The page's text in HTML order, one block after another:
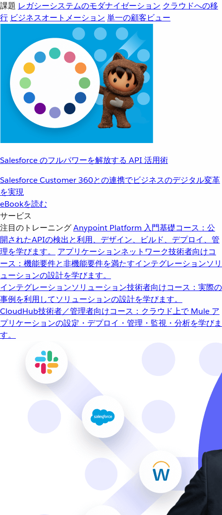
課題 レガシーシステムのモダナイゼーション クラウドへの移
行 ビジネスオートメーション 単一の顧客ビュー
Salesforce のフルパワーを解放する API 活用術
Salesforce Customer 360との連携でビジネスのデジタル変革
を実現
eBookを読む
サービス
注目のトレーニングAnypoint Platform 入門基礎コース：公
開されたAPIの検出と利用、デザイン、ビルド、デプロイ、管
理を学びます。
アプリケーションネットワーク技術者向けコ
ース：機能要件と非機能要件を満たすインテグレーションソリ
ューションの設計を学びます。
インテグレーションソリューション技術者向けコース：実際の
事例を利用してソリューションの設計を学びます。
CloudHub技術者／管理者向けコース：クラウド上で Mule ア
プリケーションの設定・デプロイ・管理・監視・分析を学びま
す。